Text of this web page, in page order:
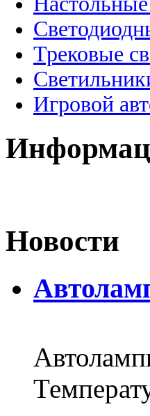
Трековые
Игровой
Новости